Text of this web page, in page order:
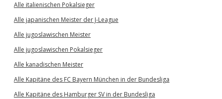
Alle italienischen Pokalsieger
Alle japanischen Meister der J-League
Alle jugoslawischen Meister
Alle jugoslawischen Pokalsieger
Alle kanadischen Meister
Alle Kapitäne des FC Bayern München in der Bundesliga
Alle Kapitäne des Hamburger SV in der Bundesliga